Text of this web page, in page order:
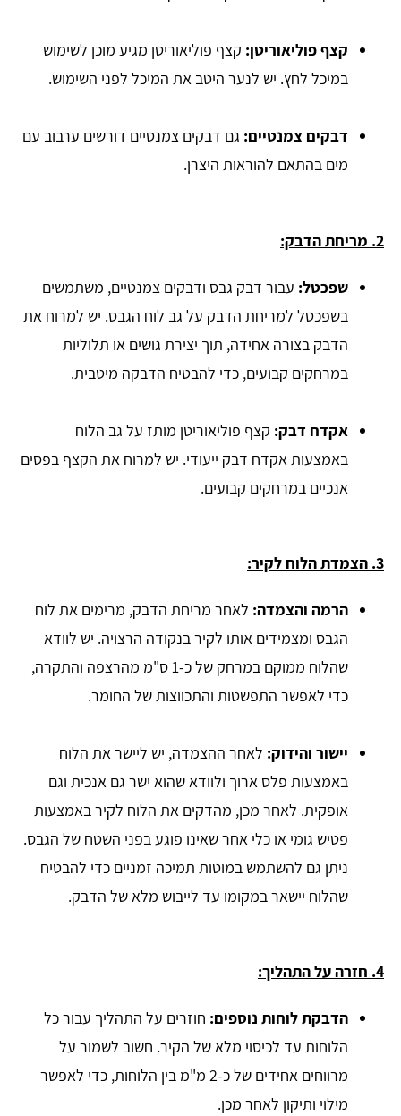
קצף פוליאוריטן: קצף פוליאוריטן מגיע מוכן לשימוש
במיכל לחץ. יש לנער היטב את המיכל לפני השימוש.
דבקים צמנטיים: גם דבקים צמנטיים דורשים ערבוב עם
מים בהתאם להוראות היצרן.
2. מריחת הדבק:
שפכטל: עבור דבק גבס ודבקים צמנטיים, משתמשים
בשפכטל למריחת הדבק על גב לוח הגבס. יש למרוח את
הדבק בצורה אחידה, תוך יצירת גושים או תלוליות
במרחקים קבועים, כדי להבטיח הדבקה מיטבית.
אקדח דבק: קצף פוליאוריטן מותז על גב הלוח
באמצעות אקדח דבק ייעודי. יש למרוח את הקצף בפסים
אנכיים במרחקים קבועים.
3. הצמדת הלוח לקיר:
הרמה והצמדה: לאחר מריחת הדבק, מרימים את לוח
הגבס ומצמידים אותו לקיר בנקודה הרצויה. יש לוודא
שהלוח ממוקם במרחק של כ-1 ס"מ מהרצפה והתקרה,
כדי לאפשר התפשטות והתכווצות של החומר.
יישור והידוק: לאחר ההצמדה, יש ליישר את הלוח
באמצעות פלס ארוך ולוודא שהוא ישר גם אנכית וגם
אופקית. לאחר מכן, מהדקים את הלוח לקיר באמצעות
פטיש גומי או כלי אחר שאינו פוגע בפני השטח של הגבס.
ניתן גם להשתמש במוטות תמיכה זמניים כדי להבטיח
שהלוח יישאר במקומו עד לייבוש מלא של הדבק.
4. חזרה על התהליך:
הדבקת לוחות נוספים: חוזרים על התהליך עבור כל
הלוחות עד לכיסוי מלא של הקיר. חשוב לשמור על
מרווחים אחידים של כ-2 מ"מ בין הלוחות, כדי לאפשר
מילוי ותיקון לאחר מכן.